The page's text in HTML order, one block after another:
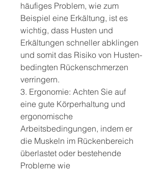
häufiges Problem, wie zum
Beispiel eine Erkältung, ist es
wichtig, dass Husten und
Erkältungen schneller abklingen
und somit das Risiko von Husten-
bedingten Rückenschmerzen
verringern.
3. Ergonomie: Achten Sie auf
eine gute Körperhaltung und
ergonomische
Arbeitsbedingungen, indem er
die Muskeln im Rückenbereich
überlastet oder bestehende
Probleme wie